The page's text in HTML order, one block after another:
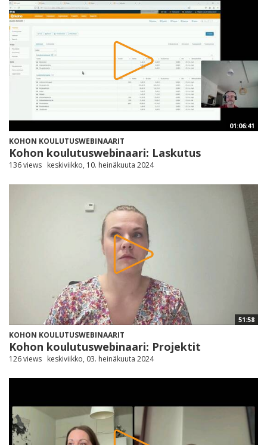
01:06:41
KOHON KOULUTUSWEBINAARIT
Kohon koulutuswebinaari: Laskutus
136 views keskiviikko, 10. heinäkuuta 2024
51:58
KOHON KOULUTUSWEBINAARIT
Kohon koulutuswebinaari: Projektit
126 views keskiviikko, 03. heinäkuuta 2024